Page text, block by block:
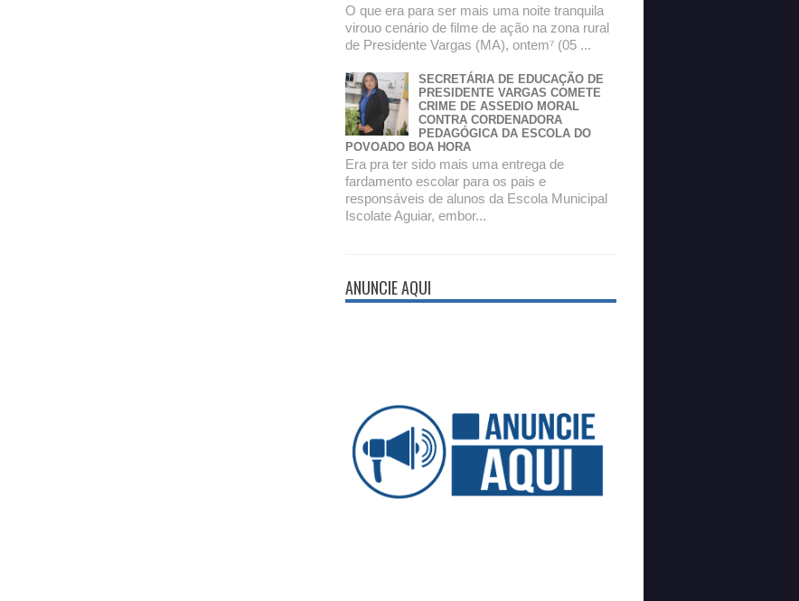
O que era para ser mais uma noite tranquila
virouo cenário de filme de ação na zona rural
de Presidente Vargas (MA), ontem⁷ (05 ...
SECRETÁRIA DE EDUCAÇÃO DE
PRESIDENTE VARGAS COMETE
CRIME DE ASSEDIO MORAL
CONTRA CORDENADORA
PEDAGÓGICA DA ESCOLA DO
POVOADO BOA HORA
Era pra ter sido mais uma entrega de
fardamento escolar para os pais e
responsáveis de alunos da Escola Municipal
Iscolate Aguiar, embor...
ANUNCIE AQUI